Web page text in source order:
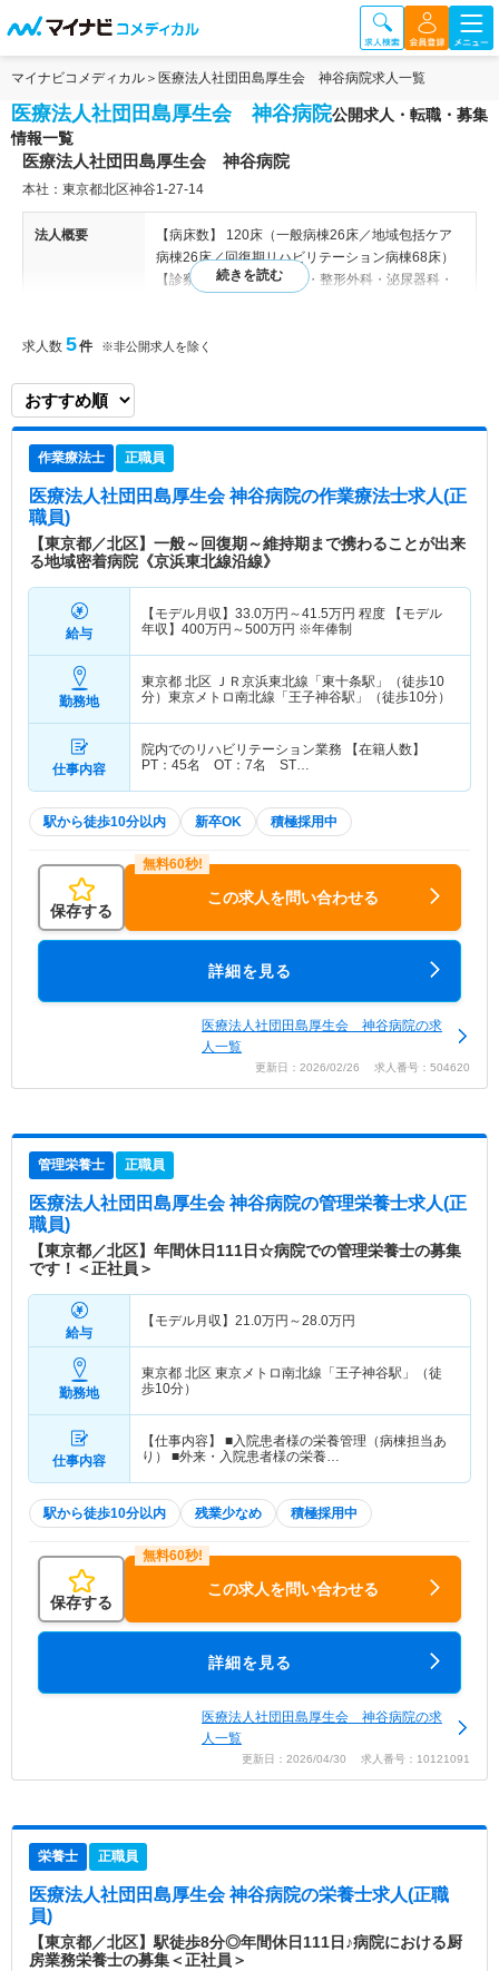
マイナビコメディカル 医療法人社団田島厚生会 神谷病院求人一覧
医療法人社団田島厚生会 神谷病院公開求人・転職・募集
情報一覧
医療法人社団田島厚生会 神谷病院
本社：東京都北区神谷1-27-14
法人概要
【病床数】 120床（一般病棟26床／地域包括ケア
病棟26床／回復期リハビリテーション病棟68床）
【診察科目】 内科・外科・整形外科・泌尿器科・
ハビリテーション科 【関連施設】 舟渡病院、神谷
特色
東京都北区に位置し、京浜東北線「東十条駅」、東
京メトロ南北線「王子神谷駅」より徒歩圏内のアッ
長く地域医療に貢献していますので、一人の患者さ
まとじっくり向き合った看護を学びたい方、実践し
給取得率も90％以上と働きやすい環境が整ってい
ます。 また、看護師寮・託児所完備していますの
で、家庭・子育てと仕事を両立する方にもオススメ
です。
求人数 5件 ※非公開求人を除く
作業療法士 正職員
医療法人社団田島厚生会 神谷病院の作業療法士求人(正
職員)
【東京都／北区】一般～回復期～維持期まで携わることが出来
る地域密着病院《京浜東北線沿線》
給与
【モデル月収】 33.0万円～41.5万円 程度 【モデル
年収】 400万円～500万円 ※年俸制
勤務地
東京都 北区
ＪＲ京浜東北線「東十条駅」（徒歩10
分）東京メトロ南北線「王子神谷駅」（徒歩10分）
仕事内容
院内でのリハビリテーション業務 【在籍人数】
PT：45名 OT：7名 ST…
駅から徒歩10分以内 新卒OK 積極採用中
保存する
この求人を問い合わせる
詳細を見る
医療法人社団田島厚生会 神谷病院の求
人一覧
更新日：2026/02/26 求人番号：504620
管理栄養士 正職員
医療法人社団田島厚生会 神谷病院の管理栄養士求人(正
職員)
【東京都／北区】年間休日111日☆病院での管理栄養士の募集
です！＜正社員＞
給与
【モデル月収】 21.0万円～28.0万円
勤務地
東京都 北区 東京メトロ南北線「王子神谷駅」（徒
歩10分）
仕事内容
【仕事内容】 ■入院患者様の栄養管理（病棟担当あ
り） ■外来・入院患者様の栄養…
駅から徒歩10分以内 残業少なめ 積極採用中
保存する
この求人を問い合わせる
詳細を見る
医療法人社団田島厚生会 神谷病院の求
人一覧
更新日：2026/04/30 求人番号：10121091
栄養士 正職員
医療法人社団田島厚生会 神谷病院の栄養士求人(正職
員)
【東京都／北区】駅徒歩8分◎年間休日111日♪病院における厨
房業務栄養士の募集＜正社員＞